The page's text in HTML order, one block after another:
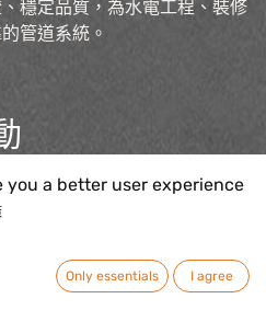
穩定品質，為水電工程、裝修
管道系統。
you a better user experience
Only essentials I agree